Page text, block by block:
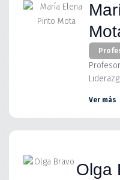
Ver más
Olga